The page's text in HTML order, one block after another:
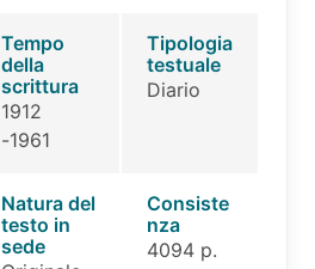
Tempo
della
scrittura
1912
-1961
Tipologia
testuale
Diario
Natura del
testo in
sede
Consiste
nza
4094 p.